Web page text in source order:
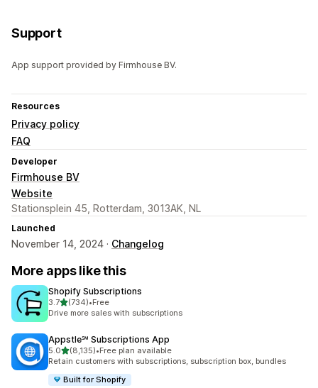
Support
App support provided by Firmhouse BV.
Resources
Privacy policy
FAQ
Developer
Firmhouse BV
Website
Stationsplein 45, Rotterdam, 3013AK, NL
Launched
November 14, 2024 · Changelog
More apps like this
Shopify Subscriptions
3.7out of 5 stars
(734)
734 total reviews
•Free
Drive more sales with subscriptions
Appstle℠ Subscriptions App
5.0out of 5 stars
(8,135)
8135 total reviews
•Free plan available
Retain customers with subscriptions, subscription box, bundles
Built for Shopify